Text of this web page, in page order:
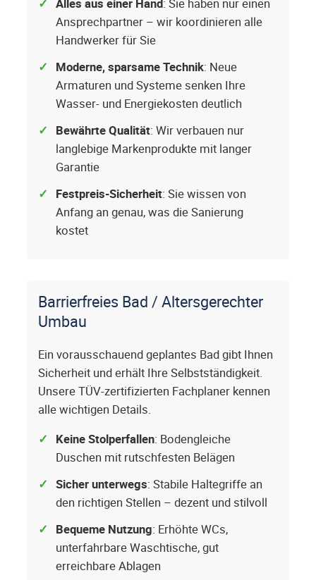
Alles aus einer Hand: Sie haben nur einen
Ansprechpartner – wir koordinieren alle
Handwerker für Sie
Moderne, sparsame Technik: Neue
Armaturen und Systeme senken Ihre
Wasser- und Energiekosten deutlich
Bewährte Qualität: Wir verbauen nur
langlebige Markenprodukte mit langer
Garantie
Festpreis-Sicherheit: Sie wissen von
Anfang an genau, was die Sanierung
kostet
Barrierfreies Bad / Altersgerechter
Umbau
Ein vorausschauend geplantes Bad gibt Ihnen
Sicherheit und erhält Ihre Selbstständigkeit.
Unsere TÜV-zertifizierten Fachplaner kennen
alle wichtigen Details.
Keine Stolperfallen: Bodengleiche
Duschen mit rutschfesten Belägen
Sicher unterwegs: Stabile Haltegriffe an
den richtigen Stellen – dezent und stilvoll
Bequeme Nutzung: Erhöhte WCs,
unterfahrbare Waschtische, gut
erreichbare Ablagen